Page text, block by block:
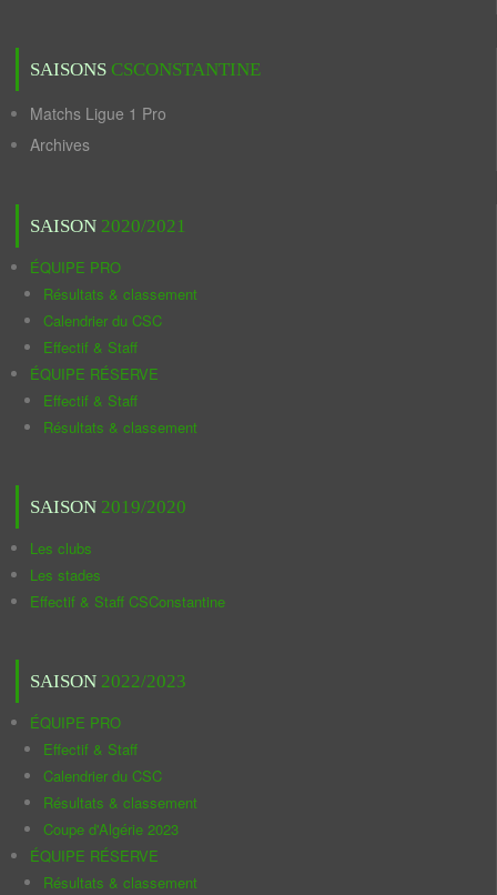
SAISONS CSCONSTANTINE
Matchs Ligue 1 Pro
Archives
SAISON 2020/2021
ÉQUIPE PRO
Résultats & classement
Calendrier du CSC
Effectif & Staff
ÉQUIPE RÉSERVE
Effectif & Staff
Résultats & classement
SAISON 2019/2020
Les clubs
Les stades
Effectif & Staff CSConstantine
SAISON 2022/2023
ÉQUIPE PRO
Effectif & Staff
Calendrier du CSC
Résultats & classement
Coupe d'Algérie 2023
ÉQUIPE RÉSERVE
Résultats & classement